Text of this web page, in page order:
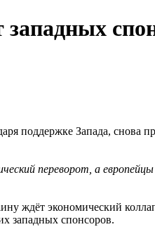
западных
поддержке Запада, снова
переворот, а европейцы
ждёт экономический
западных спонсоров.